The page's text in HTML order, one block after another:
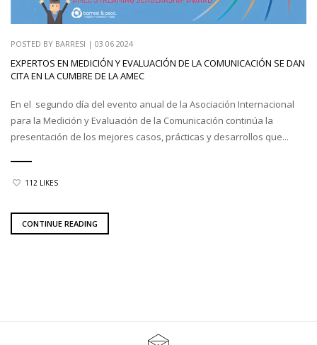
POSTED BY BARRESI | 03 06 2024
EXPERTOS EN MEDICIÓN Y EVALUACIÓN DE LA COMUNICACIÓN SE DAN
CITA EN LA CUMBRE DE LA AMEC
En el segundo día del evento anual de la Asociación Internacional
para la Medición y Evaluación de la Comunicación continúa la
presentación de los mejores casos, prácticas y desarrollos que...
112 LIKES
CONTINUE READING